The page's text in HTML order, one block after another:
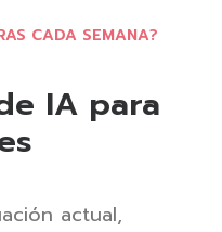
CADA SEMANA?
IA para
actual,